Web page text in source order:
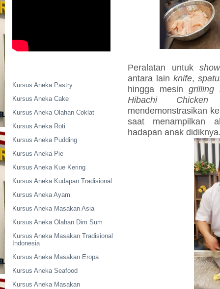
Kursus Aneka Pastry
Kursus Aneka Cake
Kursus Aneka Olahan Coklat
Kursus Aneka Roti
Kursus Aneka Pudding
Kursus Aneka Pie
Kursus Aneka Kue Kering
Kursus Aneka Kudapan Tradisional
Kursus Aneka Ayam
Kursus Aneka Masakan Asia
Kursus Aneka Olahan Dim Sum
Kursus Aneka Masakan Tradisional
Indonesia
Kursus Aneka Masakan Eropa
Kursus Aneka Seafood
Kursus Aneka Masakan
Peralatan untukshow
antara lain knife,
hingga mesin grilling
Hibachi Chicken
mendemonstrasikan
saat menampilkan
hadapan anak